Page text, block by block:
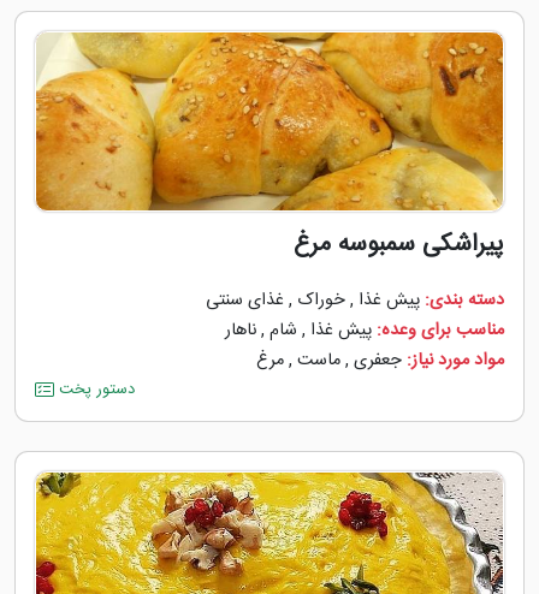
پیراشکی سمبوسه مرغ
دسته بندی: پیش غذا ,خوراک , غذای سنتی
مناسب برای وعده: پیش غذا , شام ,ناهار
مواد مورد نیاز: جعفری ,ماست ,مرغ
دستور پخت